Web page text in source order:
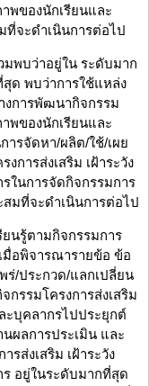
พของนักเรียนและ
ที่จะดำเนินการต่อไป
มพบว่าอยู่ใน ระดับมาก
ด พบว่าการใช้แหล่ง
การพัฒนากิจกรรม
พของนักเรียนและ
ารจัดหา/ผลิต/ใช้/เผย
การส่งเสริม เฝ้าระวัง
ในการจัดกิจกรรมการ
มที่จะดำเนินการต่อไป
ยนรู้ตามกิจกรรมการ
มื่อพิจารณารายข้อ ข้อ
ร่/ประกวด/แลกเปลี่ยน
กรรมโครงการส่งเสริม
ะบุคลากรไปประยุกต์
ผลการประเมิน และ
ส่งเสริม เฝ้าระวัง
อยู่ในระดับมากที่สุด